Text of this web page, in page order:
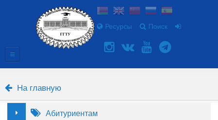
Ресурсы Поиск
На главную
Абитуриентам